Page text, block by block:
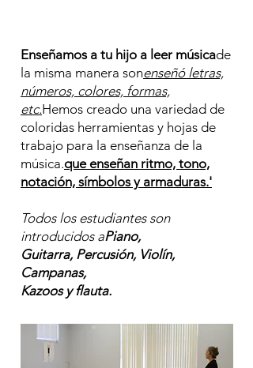
Enseñamos a tu hijo a leer músicade
la misma manera sonenseñó letras,
números, colores, formas,
etc.Hemos creado una variedad de
coloridas herramientas y hojas de
trabajo para la enseñanza de la
música.que enseñan ritmo, tono,
notación, símbolos y armaduras.'
Todos los estudiantes son
introducidos aPiano,
Guitarra, Percusión, Violín,
Campanas,
Kazoos y flauta.